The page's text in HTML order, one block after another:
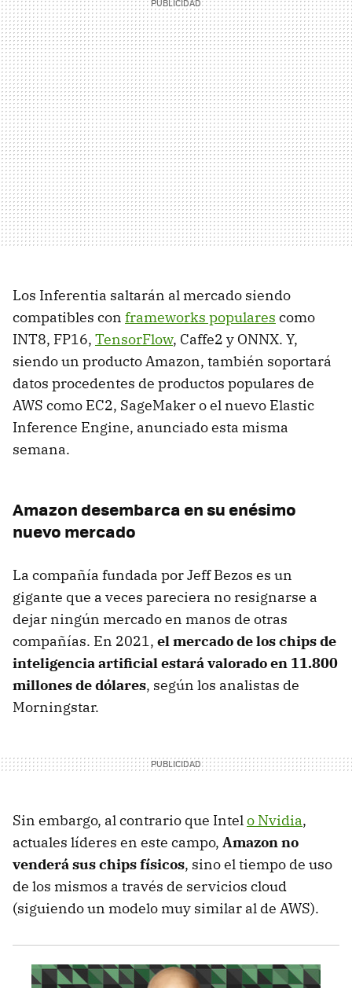
Los Inferentia saltarán al mercado siendo
compatibles con frameworks populares como
INT8, FP16, TensorFlow, Caffe2 y ONNX. Y,
siendo un producto Amazon, también soportará
datos procedentes de productos populares de
AWS como EC2, SageMaker o el nuevo Elastic
Inference Engine, anunciado esta misma
semana.
Amazon desembarca en su enésimo
nuevo mercado
La compañía fundada por Jeff Bezos es un
gigante que a veces pareciera no resignarse a
dejar ningún mercado en manos de otras
compañías. En 2021, el mercado de los chips de
inteligencia artificial estará valorado en 11.800
millones de dólares, según los analistas de
Morningstar.
Sin embargo, al contrario que Intelo Nvidia,
actuales líderes en este campo, Amazon no
venderá sus chips físicos, sino el tiempo de uso
de los mismos a través de servicios cloud
(siguiendo un modelo muy similar al de AWS).